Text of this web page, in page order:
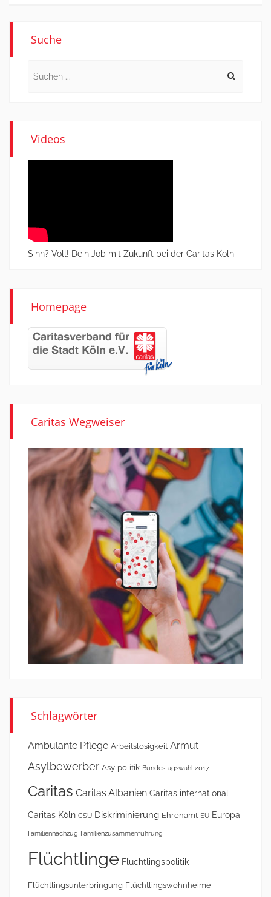
Suche
Videos
Sinn? Voll! Dein Job mit Zukunft bei der Caritas Köln
Homepage
Caritas Wegweiser
Schlagwörter
Ambulante Pflege Arbeitslosigkeit Armut
Asylbewerber Asylpolitik Bundestagswahl 2017
Caritas Caritas Albanien Caritas international
Caritas Köln CSU Diskriminierung Ehrenamt EU Europa
Familiennachzug Familienzusammenführung
Flüchtlinge Flüchtlingspolitik
Flüchtlingsunterbringung Flüchtlingswohnheime